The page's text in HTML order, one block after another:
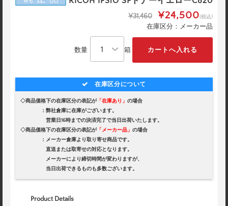
¥31,460 ¥24,500(税込)
在庫区分：メーカー品
数量 箱
在庫区分について
◇商品価格下の在庫区分の表記が「在庫あり」 の場合
：弊社倉庫に在庫がございます。
営業日16時までの決済完了で当日出荷いたします。
◇商品価格下の在庫区分の表記が「メーカー品」 の場合
：メーカー倉庫より取り寄せ商品です。
直送または取寄せの対応となります。
メーカーにより締切時間が変わりますが、
当日出荷できるものも多数ございます。
Product Details